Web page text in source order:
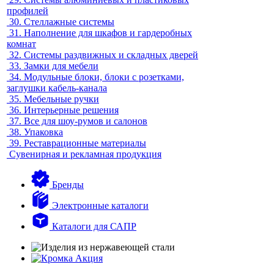
профилей
30. Стеллажные системы
31. Наполнение для шкафов и гардеробных
комнат
32. Системы раздвижных и складных дверей
33. Замки для мебели
34. Модульные блоки, блоки с розетками,
заглушки кабель-канала
35. Мебельные ручки
36. Интерьерные решения
37. Все для шоу-румов и салонов
38. Упаковка
39. Реставрационные материалы
Сувенирная и рекламная продукция
Бренды
Электронные каталоги
Каталоги для САПР